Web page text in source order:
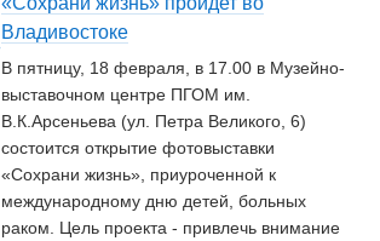
Владивостоке
В пятницу, 18 февраля, в 17.00 в Музейно-
выставочном центре ПГОМ им.
В.К.Арсеньева (ул. Петра Великого, 6)
состоится открытие фотовыставки
«Сохрани жизнь», приуроченной к
международному дню детей, больных
раком. Цель проекта - привлечь внимание